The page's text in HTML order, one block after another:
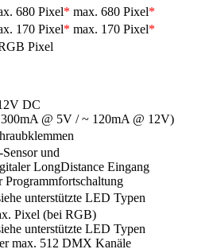
680 Pixel* max. 680 Pixel*
170 Pixel* max. 170 Pixel*
Pixel
DC
@ 5V / ~ 120mA @ 12V)
und
LongDistance Eingang
Programmfortschaltung
unterstützte LED Typen
Pixel (bei RGB)
unterstützte LED Typen
max. 512 DMX Kanäle